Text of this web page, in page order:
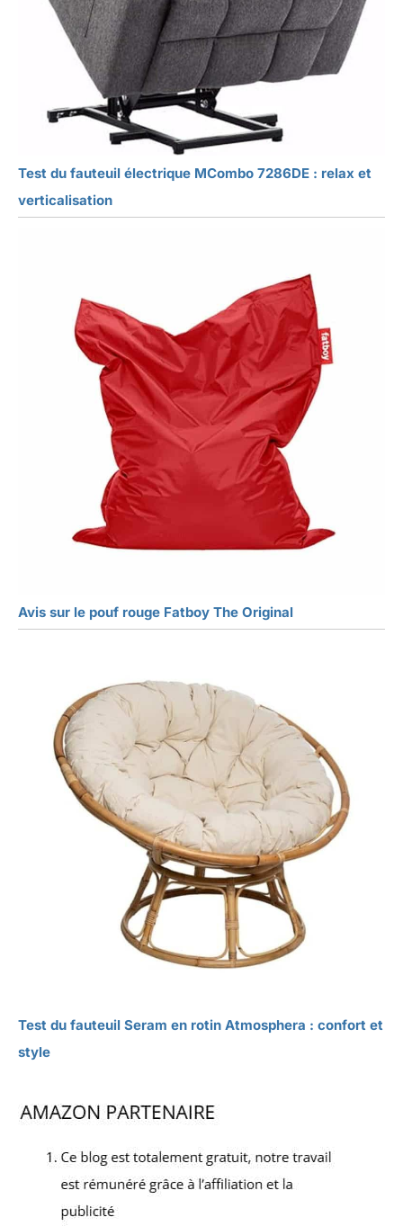
Test du fauteuil électrique MCombo 7286DE : relax et
verticalisation
Avis sur le pouf rouge Fatboy The Original
Test du fauteuil Seram en rotin Atmosphera : confort et
style